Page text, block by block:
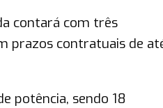
contará com três
prazos contratuais de
potência, sendo 18